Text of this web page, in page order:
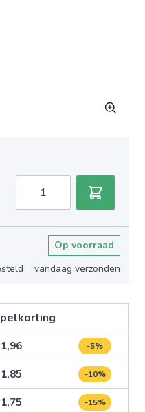
Op voorraad
= vandaag verzonden
-5%
-10%
-15%